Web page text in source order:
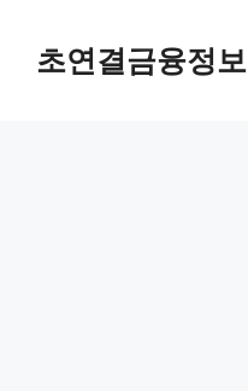
초연결금융정보